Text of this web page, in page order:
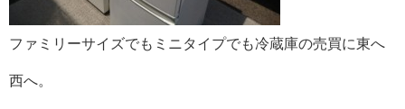
ファミリーサイズでもミニタイプでも冷蔵庫の売買に東へ
西へ。